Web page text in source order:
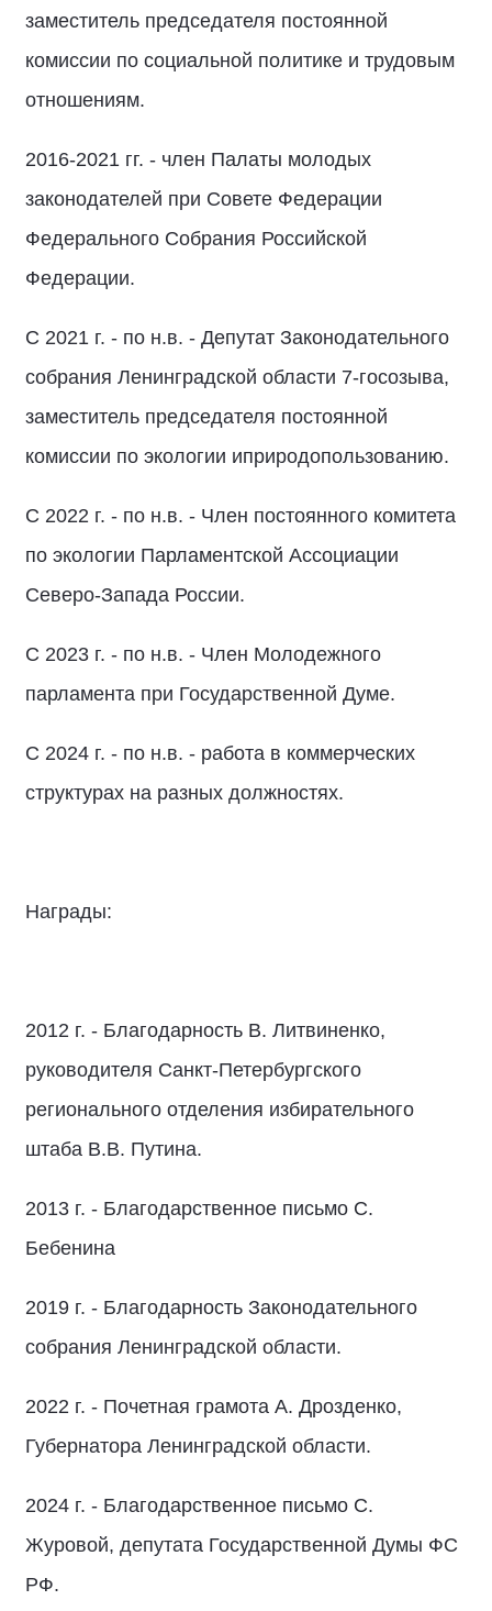
заместитель председателя постоянной
комиссии по социальной политике и трудовым
отношениям.
2016-2021 гг. - член Палаты молодых
законодателей при Совете Федерации
Федерального Собрания Российской
Федерации.
С 2021 г. - по н.в. - Депутат Законодательного
собрания Ленинградской области 7-госозыва,
заместитель председателя постоянной
комиссии по экологии иприродопользованию.
С 2022 г. - по н.в. - Член постоянного комитета
по экологии Парламентской Ассоциации
Северо-Запада России.
С 2023 г. - по н.в. - Член Молодежного
парламента при Государственной Думе.
С 2024 г. - по н.в. - работа в коммерческих
структурах на разных должностях.
Награды:
2012 г. - Благодарность В. Литвиненко,
руководителя Санкт-Петербургского
регионального отделения избирательного
штаба В.В. Путина.
2013 г. - Благодарственное письмо С.
Бебенина
2019 г. - Благодарность Законодательного
собрания Ленинградской области.
2022 г. - Почетная грамота А. Дрозденко,
Губернатора Ленинградской области.
2024 г. - Благодарственное письмо С.
Журовой, депутата Государственной Думы ФС
РФ.